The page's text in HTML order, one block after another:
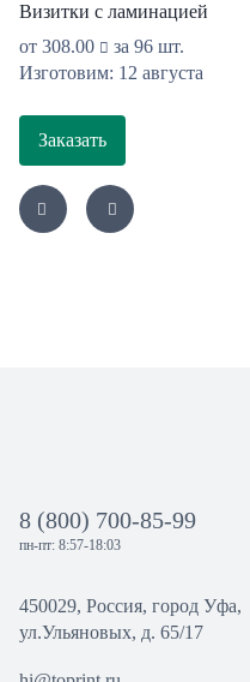
Визитки с ламинацией
от 308.00
за 96 шт.
Изготовим: 12 августа
Заказать
8 (800) 700-85-99
пн-пт: 8:57-18:03
450029, Россия, город Уфа,
ул.Ульяновых, д. 65/17